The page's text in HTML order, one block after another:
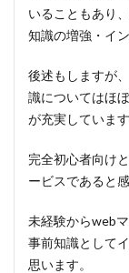
いることもあり
知識の増強・イ
後述もしますが、
識についてはほ
が充実しています
完全初心者向け
ービスであると
未経験からweb
事前知識として
思います。